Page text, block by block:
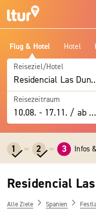
Flug & Hotel Hotel
Reiseziel/Hotel
Reisezeitraum
10.08. -17.11. / ab 7 Tage
1 2 3 Infos
Residencial
Alle Ziele Spanien